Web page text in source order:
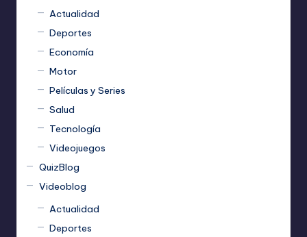
Actualidad
Deportes
Economía
Motor
Películas y Series
Salud
Tecnología
Videojuegos
QuizBlog
Videoblog
Actualidad
Deportes